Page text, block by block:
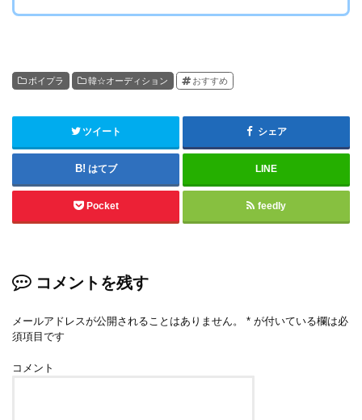
ボイプラ 韓☆オーディション おすすめ
ツイート シェア
はてブ LINE
Pocket feedly
コメントを残す
メールアドレスが公開されることはありません。 * が付いている欄は必
須項目です
コメント